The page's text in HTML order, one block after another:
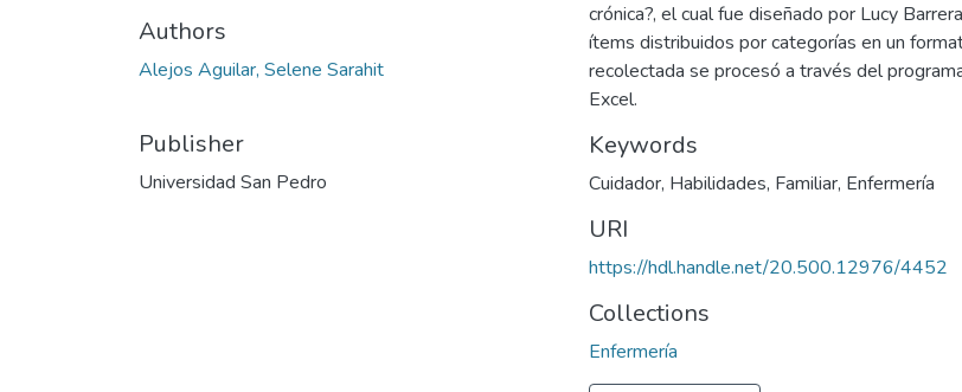
Authors
Alejos Aguilar, Selene Sarahit
Publisher
Universidad San Pedro
crónica?, el cual fue diseñado por Lucy
ítems distribuidos por categorías en un
recolectada se procesó a través del
Excel.
Keywords
Cuidador, Habilidades, Familiar, Enfermería
URI
https://hdl.handle.net/20.500.12976/4452
Collections
Enfermería